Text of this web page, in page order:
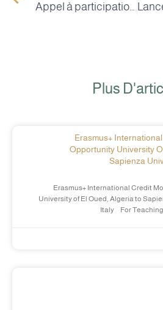
Appel à participation à la Compétition Internationale de Géologie en Russie
Plus
Erasmus+
Opportunity University
Sapienza
Erasmus+ International Credit
University of El Oued, Algeria to
Italy For